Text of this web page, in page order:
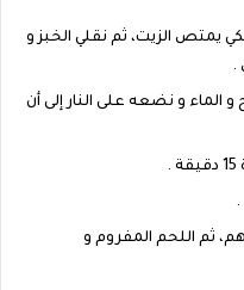
يمتص الزيت، ثم نقلي الخبز و
.
الماء و نضعه على النار إلى أن
.
ثم اللحم المفروم و